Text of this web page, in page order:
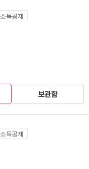
소득공제
보관함
소득공제